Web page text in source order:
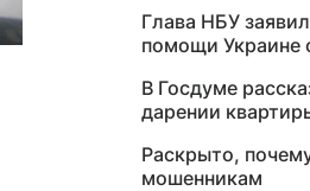
Глава НБУ
помощи Украине
В Госдуме
дарении
Раскрыто,
мошенникам